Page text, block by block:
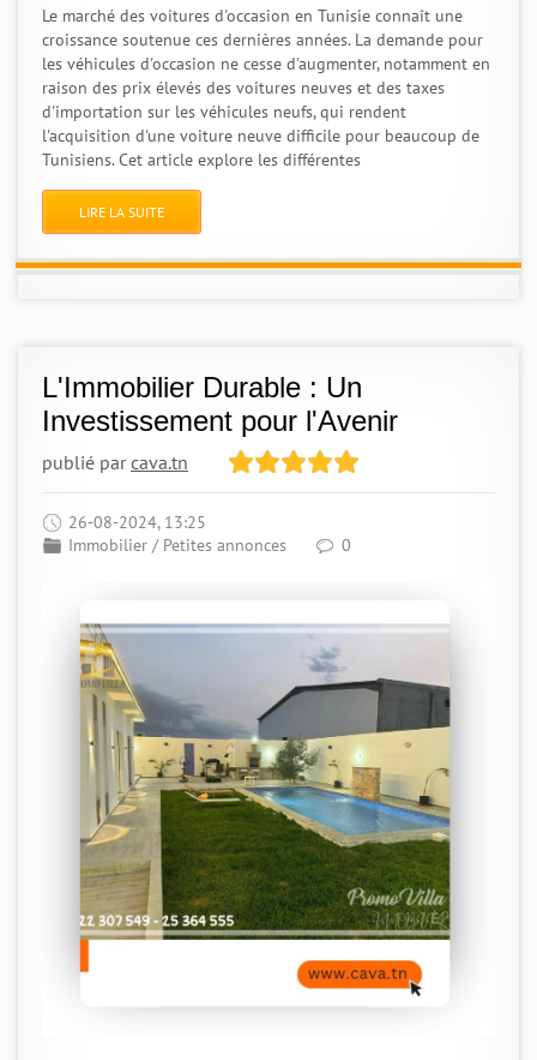
Le marché des voitures d'occasion en Tunisie connaît une
croissance soutenue ces dernières années. La demande pour
les véhicules d'occasion ne cesse d'augmenter, notamment en
raison des prix élevés des voitures neuves et des taxes
d'importation sur les véhicules neufs, qui rendent
l'acquisition d'une voiture neuve difficile pour beaucoup de
Tunisiens. Cet article explore les différentes
LIRE LA SUITE
L'Immobilier Durable : Un
Investissement pour l'Avenir
publié parcava.tn
26-08-2024, 13:25
Immobilier / Petites annonces 0